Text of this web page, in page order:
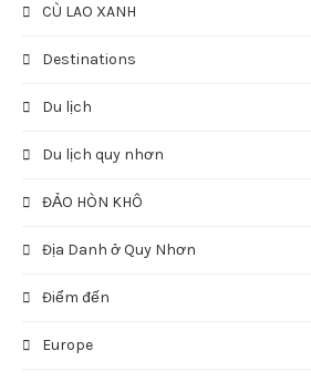
CÙ LAO XANH
Destinations
Du lịch
Du lịch quy nhơn
ĐẢO HÒN KHÔ
Địa Danh ở Quy Nhơn
Điểm đến
Europe